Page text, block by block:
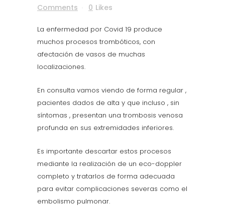
Comments
0 Likes
La enfermedad por Covid 19 produce
muchos procesos trombóticos, con
afectación de vasos de muchas
localizaciones.
En consulta vamos viendo de forma regular ,
pacientes dados de alta y que incluso , sin
síntomas , presentan una trombosis venosa
profunda en sus extremidades inferiores.
Es importante descartar estos procesos
mediante la realización de un eco-doppler
completo y tratarlos de forma adecuada
para evitar complicaciones severas como el
embolismo pulmonar.